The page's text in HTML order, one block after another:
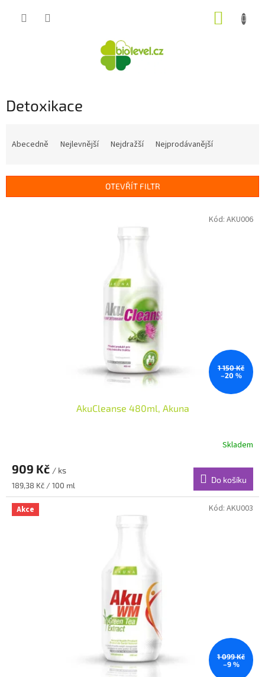
Detoxikace
í
Abecedně Nejlevnější Nejdražší Nejprodávanější
OTEVŘÍT FILTR
1 150 Kč
–20 %
AkuCleanse 480ml, Akuna
Skladem
909 Kč / ks
Měrná
cena:
189,38 Kč / 100 ml
Do košíku
Kód: AKU006
Akce
1 099 Kč
–9 %
Kód: AKU003